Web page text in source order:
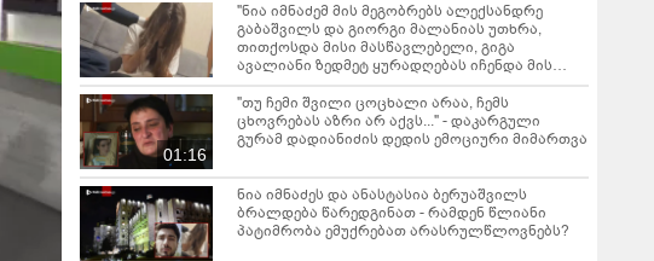
"ნია იმნაძემ მის მეგობრებს ალექსანდრე
გაბაშვილს და გიორგი მალანიას უთხრა,
თითქოსდა მისი მასწავლებელი, გიგა
ავალიანი ზედმეტ ყურადღებას იჩენდა მის
მიმართ" - რა წერია ნია იმნაძის საბრალდებო
დასკვნაში?
01:16
"თუ ჩემი შვილი ცოცხალი არაა, ჩემს
ცხოვრებას აზრი არ აქვს..." - დაკარგული
გურამ დადიანიძის დედის ემოციური მიმართვა
ნია იმნაძეს და ანასტასია ბერუაშვილს
ბრალდება წარედგინათ - რამდენ წლიანი
პატიმრობა ემუქრებათ არასრულწლოვნებს?